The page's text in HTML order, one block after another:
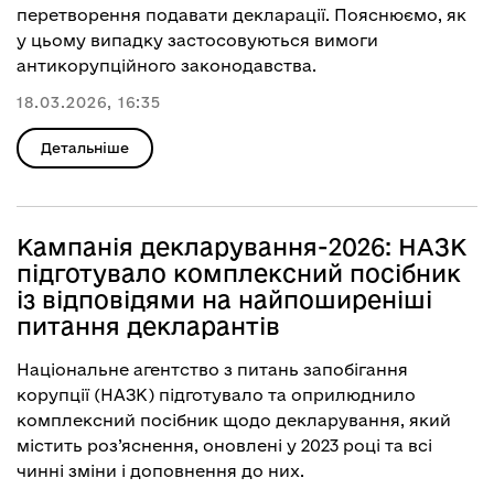
перетворення подавати декларації. Пояснюємо, як
у цьому випадку застосовуються вимоги
антикорупційного законодавства.
18.03.2026, 16:35
Детальніше
Кампанія декларування-2026: НАЗК
підготувало комплексний посібник
із відповідями на найпоширеніші
питання декларантів
Національне агентство з питань запобігання
корупції (НАЗК) підготувало та оприлюднило
комплексний посібник щодо декларування, який
містить роз’яснення, оновлені у 2023 році та всі
чинні зміни і доповнення до них.